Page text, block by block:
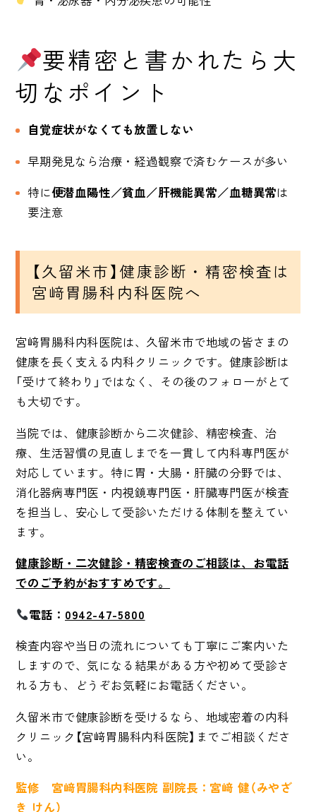
要精密と書かれたら大
切なポイント
自覚症状がなくても放置しない
早期発見なら治療・経過観察で済むケースが多い
特に便潜血陽性／貧血／肝機能異常／血糖異常は
要注意
【久留米市】健康診断・精密検査は
宮﨑胃腸科内科医院へ
宮﨑胃腸科内科医院は、久留米市で地域の皆さまの
健康を長く支える内科クリニックです。健康診断は
「受けて終わり」ではなく、その後のフォローがとて
も大切です。
当院では、健康診断から二次健診、精密検査、治
療、生活習慣の見直しまでを一貫して内科専門医が
対応しています。特に胃・大腸・肝臓の分野では、
消化器病専門医・内視鏡専門医・肝臓専門医が検査
を担当し、安心して受診いただける体制を整えてい
ます。
健康診断・二次健診・精密検査のご相談は、お電話
でのご予約がおすすめです。
電話： 0942-47-5800
検査内容や当日の流れについても丁寧にご案内いた
しますので、気になる結果がある方や初めて受診さ
れる方も、どうぞお気軽にお電話ください。
久留米市で健康診断を受けるなら、地域密着の内科
クリニック【宮﨑胃腸科内科医院】までご相談くださ
い。
監修 宮﨑胃腸科内科医院 副院長：宮﨑 健（みやざ
き けん）